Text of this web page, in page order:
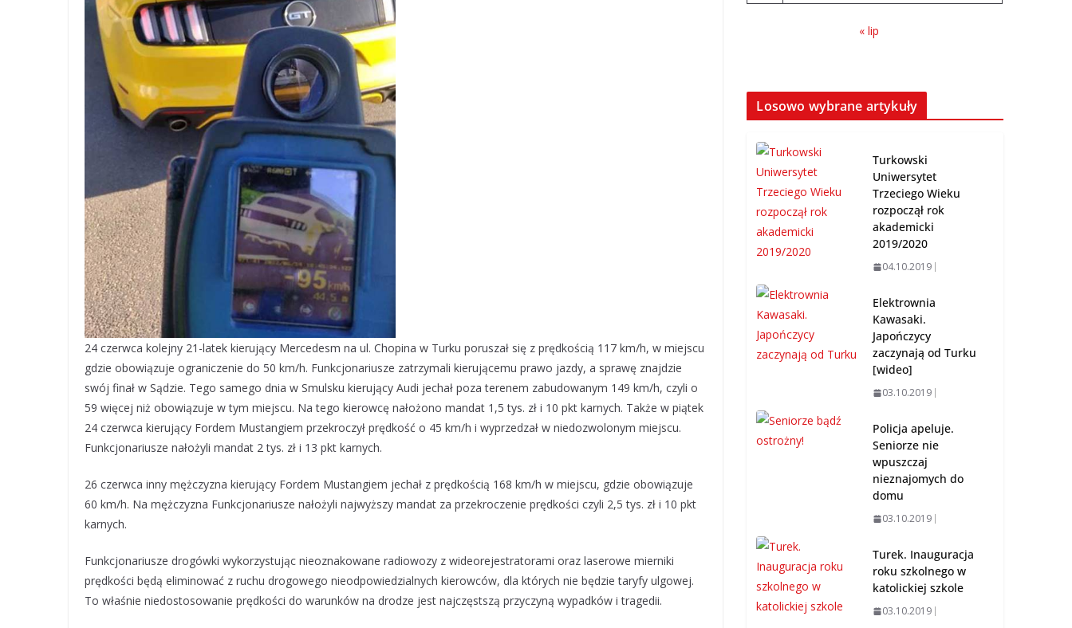
24 czerwca kolejny 21-latek kierujący Mercedesm na ul. Chopina w Turku poruszał się z prędkością 117 km/h, w miejscu
gdzie obowiązuje ograniczenie do 50 km/h. Funkcjonariusze zatrzymali kierującemu prawo jazdy, a sprawę znajdzie
swój finał w Sądzie. Tego samego dnia w Smulsku kierujący Audi jechał poza terenem zabudowanym 149 km/h, czyli o
59 więcej niż obowiązuje w tym miejscu. Na tego kierowcę nałożono mandat 1,5 tys. zł i 10 pkt karnych. Także w piątek
24 czerwca kierujący Fordem Mustangiem przekroczył prędkość o 45 km/h i wyprzedzał w niedozwolonym miejscu.
Funkcjonariusze nałożyli mandat 2 tys. zł i 13 pkt karnych.
26 czerwca inny mężczyzna kierujący Fordem Mustangiem jechał z prędkością 168 km/h w miejscu, gdzie obowiązuje
60 km/h. Na mężczyzna Funkcjonariusze nałożyli najwyższy mandat za przekroczenie prędkości czyli 2,5 tys. zł i 10 pkt
karnych.
Funkcjonariusze drogówki wykorzystując nieoznakowane radiowozy z wideorejestratorami oraz laserowe mierniki
prędkości będą eliminować z ruchu drogowego nieodpowiedzialnych kierowców, dla których nie będzie taryfy ulgowej.
To właśnie niedostosowanie prędkości do warunków na drodze jest najczęstszą przyczyną wypadków i tragedii.
255. miejsce trudno
uznać za sukces
« lip
Losowo wybrane artykuły
Turkowski
Uniwersytet
Trzeciego Wieku
rozpoczął rok
akademicki
2019/2020
04.10.2019
Elektrownia
Kawasaki.
Japończycy
zaczynają od Turku
[wideo]
03.10.2019
Policja apeluje.
Seniorze nie
wpuszczaj
nieznajomych do
domu
03.10.2019
Turek. Inauguracja
roku szkolnego w
katolickiej szkole
03.10.2019